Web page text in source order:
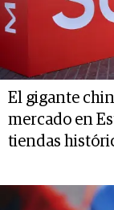
El gigante
mercado en
tiendas